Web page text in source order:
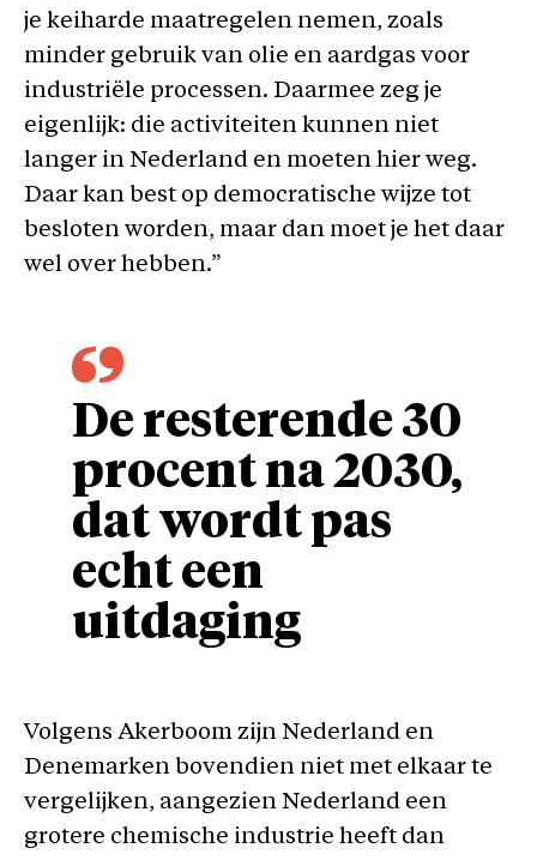
je keiharde maatregelen nemen, zoals
minder gebruik van olie en aardgas voor
industriële processen. Daarmee zeg je
eigenlijk: die activiteiten kunnen niet
langer in Nederland en moeten hier weg.
Daar kan best op democratische wijze tot
besloten worden, maar dan moet je het daar
wel over hebben.”
De resterende 30
procent na 2030,
dat wordt pas
echt een
uitdaging
Volgens Akerboom zijn Nederland en
Denemarken bovendien niet met elkaar te
vergelijken, aangezien Nederland een
grotere chemische industrie heeft dan